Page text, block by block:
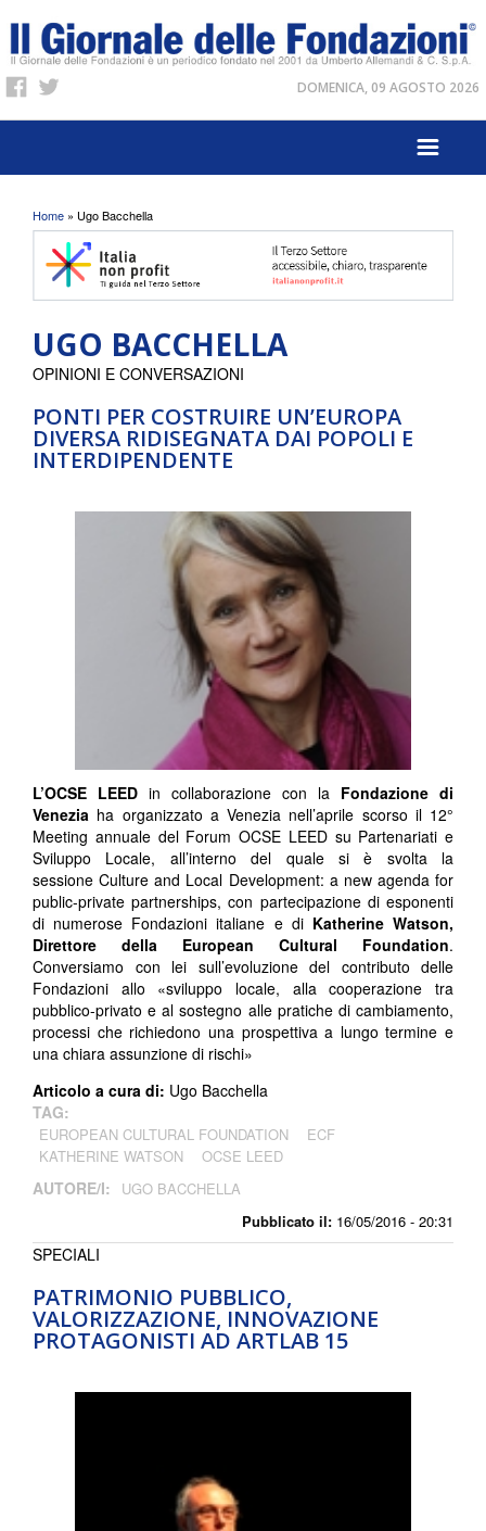
DOMENICA, 09 AGOSTO 2026
Tu sei qui
Home » Ugo Bacchella
UGO BACCHELLA
PONTI PER COSTRUIRE UN’EUROPA
DIVERSA RIDISEGNATA DAI POPOLI E
INTERDIPENDENTE
Pubblicato il: 16/05/2016 - 20:31
OPINIONI E CONVERSAZIONI
L’OCSE LEED in collaborazione con la Fondazione di
Venezia ha organizzato a Venezia nell’aprile scorso il 12°
Meeting annuale del Forum OCSE LEED su Partenariati e
Sviluppo Locale, all’interno del quale si è svolta la
sessione Culture and Local Development: a new agenda for
public-private partnerships, con partecipazione di esponenti
di numerose Fondazioni italiane e di Katherine Watson,
Direttore della European Cultural Foundation.
Conversiamo con lei sull’evoluzione del contributo delle
Fondazioni allo «sviluppo locale, alla cooperazione tra
pubblico-privato e al sostegno alle pratiche di cambiamento,
processi che richiedono una prospettiva a lungo termine e
una chiara assunzione di rischi»
Articolo a cura di: Ugo Bacchella
TAG:
EUROPEAN CULTURAL FOUNDATION
ECF
KATHERINE WATSON
OCSE LEED
AUTORE/I: UGO BACCHELLA
PATRIMONIO PUBBLICO,
VALORIZZAZIONE, INNOVAZIONE
PROTAGONISTI AD ARTLAB 15
SPECIALI